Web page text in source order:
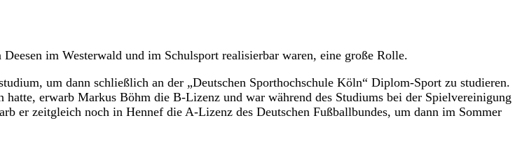
im Westerwald und im Schulsport realisierbar waren, eine große Rolle.
um dann schließlich an der „Deutschen Sporthochschule Köln“ Diplom-Sport zu studieren.
erwarb Markus Böhm die B-Lizenz und war während des Studiums bei der Spielvereinigung
er zeitgleich noch in Hennef die A-Lizenz des Deutschen Fußballbundes, um dann im Sommer